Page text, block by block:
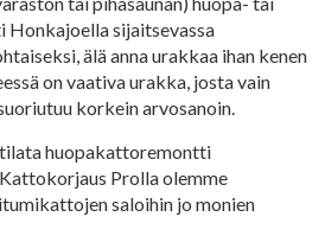
sijaitsevassa
älä anna urakkaa ihan kenen
on vaativa urakka, josta vain
korkein arvosanoin.
huopakattoremontti
Prolla olemme
saloihin jo monien